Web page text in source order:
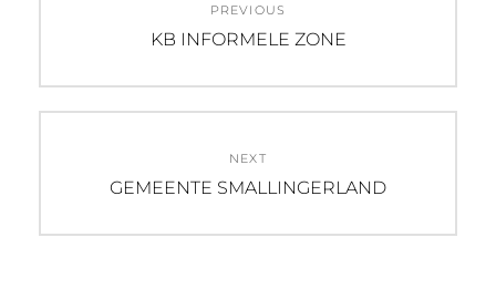
navigation
PREVIOUS
Previous
KB INFORMELE ZONE
NEXT
Next
GEMEENTE SMALLINGERLAND